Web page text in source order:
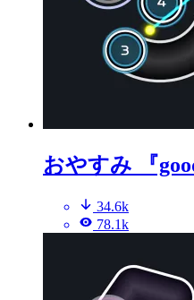
おやすみ 『
34.6k
78.1k